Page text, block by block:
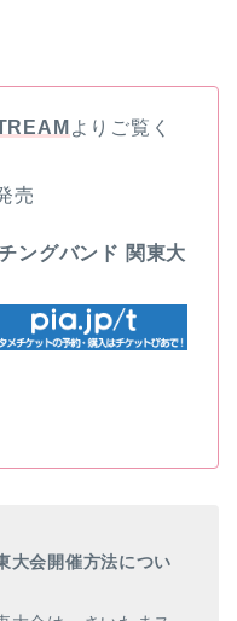
よりご覧く
売
ングバンド 関東大
大会開催方法につい